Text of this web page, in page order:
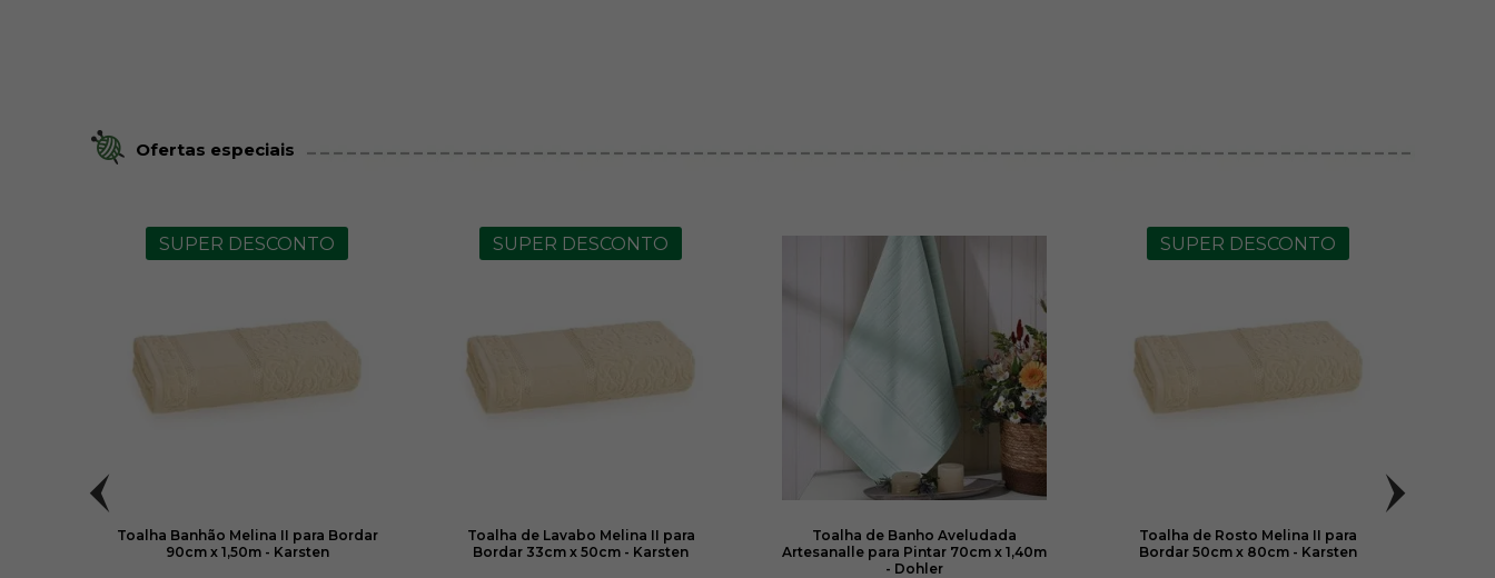
Ofertas especiais
SUPER DESCONTO
Toalha Banhão Melina II para Bordar
90cm x 1,50m - Karsten
SUPER DESCONTO
Toalha de Lavabo Melina II para
Bordar 33cm x 50cm - Karsten
Toalha de Banho Aveludada
Artesanalle para Pintar 70cm x 1,40m
- Dohler
SUPER DESCONTO
Toalha de Rosto Melina II para
Bordar 50cm x 80cm - Karsten